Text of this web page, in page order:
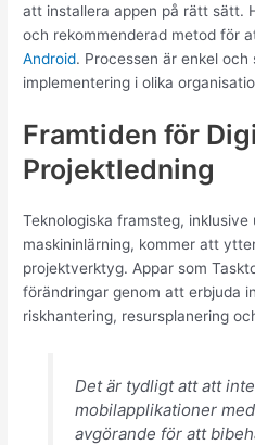
att installera appen på rätt sätt.
och rekommenderad metod för
Android. Processen är enkel
implementering i olika
Framtiden för
Projektledning
Teknologiska framsteg,
maskininlärning, kommer att
projektverktyg. Appar som
förändringar genom att erbjuda
riskhantering, resursplanering
Det är tydligt att att
mobilapplikationer
avgörande för att